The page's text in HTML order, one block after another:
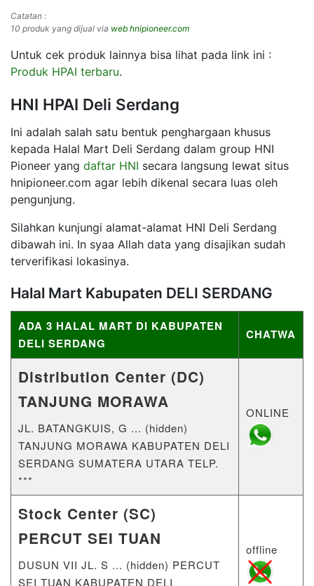
Catatan :
10 produk yang dijual via web hnipioneer.com
Untuk cek produk lainnya bisa lihat pada link ini :
Produk HPAI terbaru.
HNI HPAI Deli Serdang
Ini adalah salah satu bentuk penghargaan khusus
kepada Halal Mart Deli Serdang dalam group HNI
Pioneer yang daftar HNI secara langsung lewat situs
hnipioneer.com agar lebih dikenal secara luas oleh
pengunjung.
Silahkan kunjungi alamat-alamat HNI Deli Serdang
dibawah ini. In syaa Allah data yang disajikan sudah
terverifikasi lokasinya.
Halal Mart Kabupaten DELI SERDANG
ADA 3 HALAL MART DI KABUPATEN
DELI SERDANG
CHATWA
Distribution Center (DC)
TANJUNG MORAWA
JL. BATANGKUIS, G ... (hidden)
TANJUNG MORAWA KABUPATEN DELI
SERDANG SUMATERA UTARA TELP.
***
ONLINE
Stock Center (SC)
PERCUT SEI TUAN
DUSUN VII JL. S ... (hidden) PERCUT
SEI TUAN KABUPATEN DELI
offline